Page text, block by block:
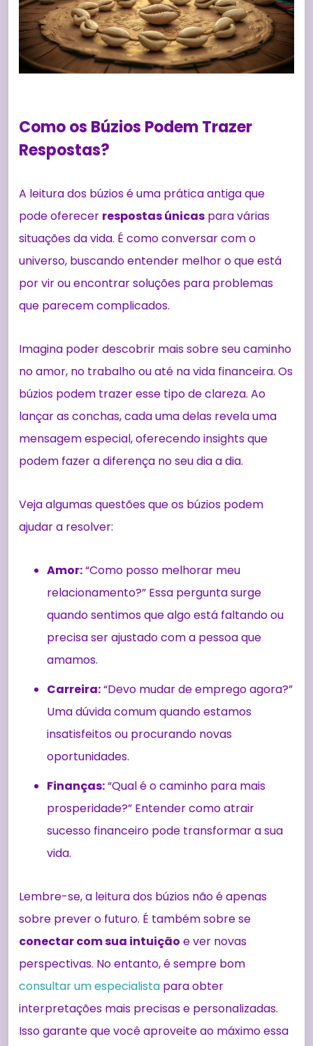
Como os Búzios Podem Trazer
Respostas?
A leitura dos búzios é uma prática antiga que
pode oferecer respostas únicas para várias
situações da vida. É como conversar com o
universo, buscando entender melhor o que está
por vir ou encontrar soluções para problemas
que parecem complicados.
Imagina poder descobrir mais sobre seu caminho
no amor, no trabalho ou até na vida financeira. Os
búzios podem trazer esse tipo de clareza. Ao
lançar as conchas, cada uma delas revela uma
mensagem especial, oferecendo insights que
podem fazer a diferença no seu dia a dia.
Veja algumas questões que os búzios podem
ajudar a resolver:
Amor:“Como posso melhorar meu
relacionamento?” Essa pergunta surge
quando sentimos que algo está faltando ou
precisa ser ajustado com a pessoa que
amamos.
Carreira:“Devo mudar de emprego agora?”
Uma dúvida comum quando estamos
insatisfeitos ou procurando novas
oportunidades.
Finanças:“Qual é o caminho para mais
prosperidade?” Entender como atrair
sucesso financeiro pode transformar a sua
vida.
Lembre-se, a leitura dos búzios não é apenas
sobre prever o futuro. É também sobre se
conectar com sua intuição e ver novas
perspectivas. No entanto, é sempre bom
consultar um especialista para obter
interpretações mais precisas e personalizadas.
Isso garante que você aproveite ao máximo essa